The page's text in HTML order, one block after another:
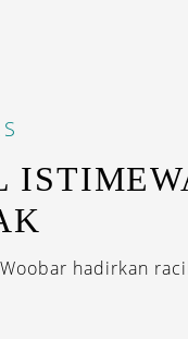
hadirkan